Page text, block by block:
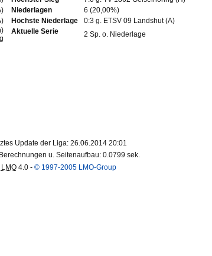
Niederlagen
6 (20,00%)
Höchste Niederlage
0:3 g. ETSV 09 Landshut (A)
Aktuelle Serie 2 Sp. o. Niederlage
Update der Liga: 26.06.2014 20:01
u. Seitenaufbau: 0.0799 sek.
LMO4.0 - © 1997-2005 LMO-Group